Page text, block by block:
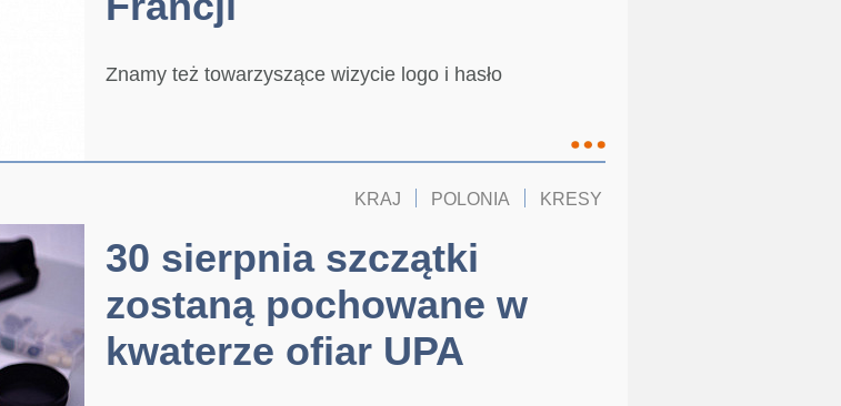
Znamy też towarzyszące wizycie logo i hasło
KRESY
POLONIA
KRAJ
30 sierpnia szczątki
zostaną pochowane w
kwaterze ofiar UPA